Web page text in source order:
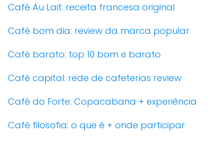
Café Au Lait: receita francesa original
Café bom dia: review da marca popular
Café barato: top 10 bom e barato
Café capital: rede de cafeterias review
Café do Forte: Copacabana + experiência
Café filosofia: o que é + onde participar